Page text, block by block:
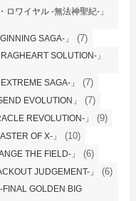
ロワイヤル -無法神聖紀-」
SAGA-」 (7)
SOLUTION-」
SAGA-」 (7)
EVOLUTION」 (7)
REVOLUTION-」 (9)
OF X-」 (10)
THE FIELD-」 (6)
JUDGEMENT-」 (6)
FINAL GOLDEN BIG